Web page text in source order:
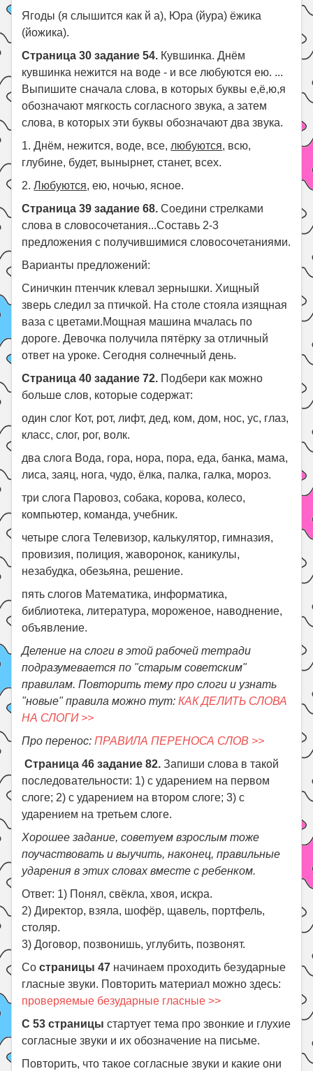
Ягоды (я слышится как й а), Юра (йура) ёжика
(йожика).
Страница 30 задание 54. Кувшинка. Днём
кувшинка нежится на воде - и все любуются ею. ...
Выпишите сначала слова, в которых буквы е,ё,ю,я
обозначают мягкость согласного звука, а затем
слова, в которых эти буквы обозначают два звука.
1. Днём, нежится, воде, все, любуются, всю,
глубине, будет, вынырнет, станет, всех.
2.Любуются, ею, ночью, ясное.
Страница 39 задание 68. Соедини стрелками
слова в словосочетания...Составь 2-3
предложения с получившимися словосочетаниями.
Варианты предложений:
Синичкин птенчик клевал зернышки. Хищный
зверь следил за птичкой. На столе стояла изящная
ваза с цветами.Мощная машина мчалась по
дороге. Девочка получила пятёрку за отличный
ответ на уроке. Сегодня солнечный день.
Страница 40 задание 72. Подбери как можно
больше слов, которые содержат:
один слог Кот, рот, лифт, дед, ком, дом, нос, ус, глаз,
класс, слог, рог, волк.
два слога Вода, гора, нора, пора, еда, банка, мама,
лиса, заяц, нога, чудо, ёлка, палка, галка, мороз.
три слога Паровоз, собака, корова, колесо,
компьютер, команда, учебник.
четыре слога Телевизор, калькулятор, гимназия,
провизия, полиция, жаворонок, каникулы,
незабудка, обезьяна, решение.
пять слогов Математика, информатика,
библиотека, литература, мороженое, наводнение,
объявление.
Деление на слоги в этой рабочей тетради
подразумевается по "старым советским"
правилам. Повторить тему про слоги и узнать
"новые" правила можно тут: КАК ДЕЛИТЬ СЛОВА
НА СЛОГИ >>
Про перенос:ПРАВИЛА ПЕРЕНОСА СЛОВ >>
Страница 46 задание 82. Запиши слова в такой
последовательности: 1) с ударением на первом
слоге; 2) с ударением на втором слоге; 3) с
ударением на третьем слоге.
Хорошее задание, советуем взрослым тоже
поучаствовать и выучить, наконец, правильные
ударения в этих словах вместе с ребенком.
Ответ: 1) Понял, свёкла, хвоя, искра.
2) Директор, взяла, шофёр, щавель, портфель,
столяр.
3) Договор, позвонишь, углубить, позвонят.
Состраницы 47 начинаем проходить безударные
гласные звуки. Повторить материал можно здесь:
проверяемые безударные гласные >>
С 53 страницы стартует тема про звонкие и глухие
согласные звуки и их обозначение на письме.
Повторить, что такое согласные звуки и какие они